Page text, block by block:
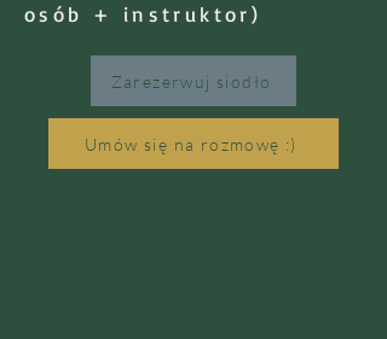
osób + instruktor)
Zarezerwuj siodło
Umów się na rozmowę :)